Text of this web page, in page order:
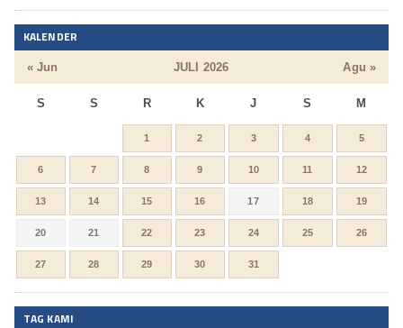
KALENDER
JULI 2026
S S R K J S M
« Jun Agu »
1 2 3 4 5
6 7 8 9 10 11 12
13 14 15 16 17 18 19
20 21 22 23 24 25 26
27 28 29 30 31
TAG KAMI